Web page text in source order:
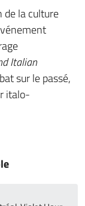
de la culture
Italian
sur le passé,
italo-